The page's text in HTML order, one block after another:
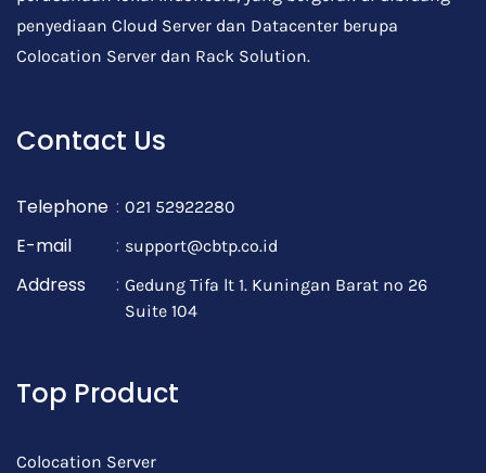
penyediaan Cloud Server dan Datacenter berupa
Colocation Server dan Rack Solution.
Contact Us
Telephone : 021 52922280
E-mail : support@cbtp.co.id
Address : Gedung Tifa lt 1. Kuningan Barat no 26
Suite 104
Top Product
Colocation Server